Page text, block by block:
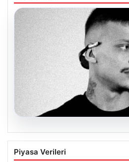
06.08.2026
Klibinde silah kullanan
Keskin ile 3 şüpheli adli
Piyasa Verileri